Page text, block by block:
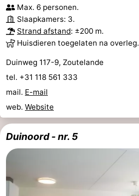
Max. 6 personen.
Slaapkamers: 3.
Strand afstand: ±200 m.
Huisdieren toegelaten na overleg.
Duinweg 117-9, Zoutelande
tel. +31 118 561 333
mail. E-mail
web. Website
Duinoord - nr. 5